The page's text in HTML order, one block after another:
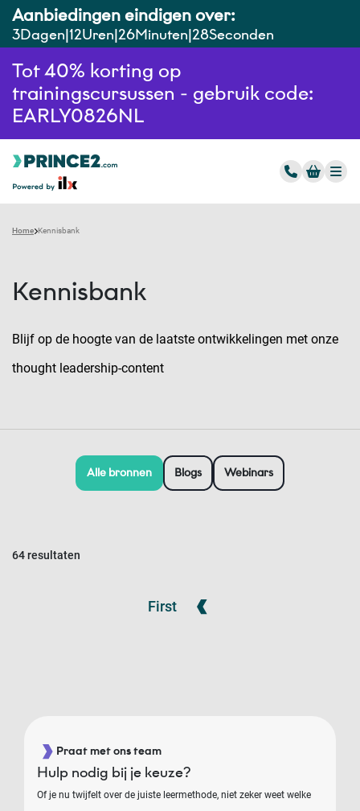
Aanbiedingen eindigen over:
3Dagen 12Uren 26Minuten 28Seconden
Tot 40% korting op
trainingscursussen - gebruik code:
EARLY0826NL
Home Kennisbank
Kennisbank
Blijf op de hoogte van de laatste ontwikkelingen met onze
thought leadership-content
Alle bronnen Blogs Webinars
64 resultaten
First
Praat met ons team
Hulp nodig bij je keuze?
Of je nu twijfelt over de juiste leermethode, niet zeker weet welke